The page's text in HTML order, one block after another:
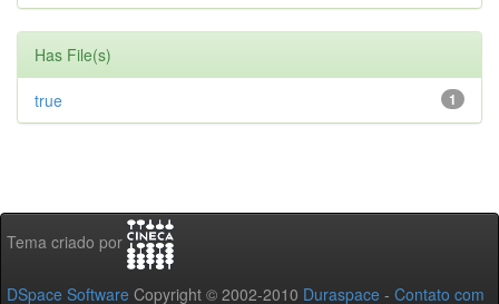
Has File(s)
1
true
Tema criado por
DSpace Software Copyright © 2002-2010 Duraspace - Contato com